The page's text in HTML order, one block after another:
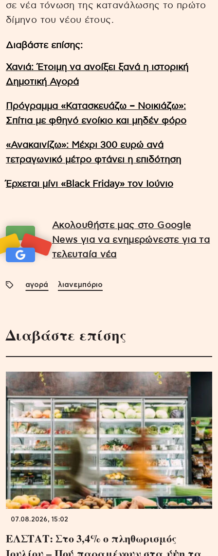
σε νέα τόνωση της κατανάλωσης το πρώτο
δίμηνο του νέου έτους.
Διαβάστε επίσης:
Χανιά: Έτοιμη να ανοίξει ξανά η ιστορική
Δημοτική Αγορά
Πρόγραμμα «Κατασκευάζω – Νοικιάζω»:
Σπίτια με φθηνό ενοίκιο και μηδέν φόρο
«Ανακαινίζω»: Μέχρι 300 ευρώ ανά
τετραγωνικό μέτρο φτάνει η επιδότηση
Έρχεται μίνι «Black Friday» τον Ιούνιο
Ακολουθήστε μας στο Google
News για να ενημερώνεστε για τα
τελευταία νέα
αγορά λιανεμπόριο
Διαβάστε επίσης
07.08.2026, 15:02
ΕΛΣΤΑΤ: Στο 3,4% ο πληθωρισμός